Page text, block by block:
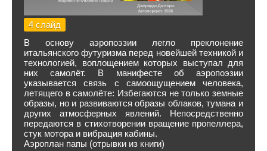
4 слайд
В основу аэропоэзии легло преклонение
итальянского футуризма перед новейшей техникой и
технологией, воплощением которых выступал для
них самолёт. В манифесте об аэропоэзии
указывается связь с самоощущением человека,
летящего в самолёте: Избегаются не только земные
образы, но и развиваются образы облаков, тумана и
других атмосферных явлений. Непосредственно
передаются в стихотворении вращение пропеллера,
стук мотора и вибрация кабины.
Аэроплан папы (отрывки из книги)